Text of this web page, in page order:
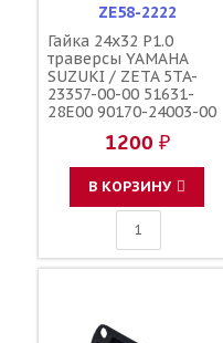
ZE58-2222
Гайка 24x32 P1.0
траверсы YAMAHA
SUZUKI / ZETA 5TA-
23357-00-00 51631-
28E00 90170-24003-00
1200 ₽
В КОРЗИНУ